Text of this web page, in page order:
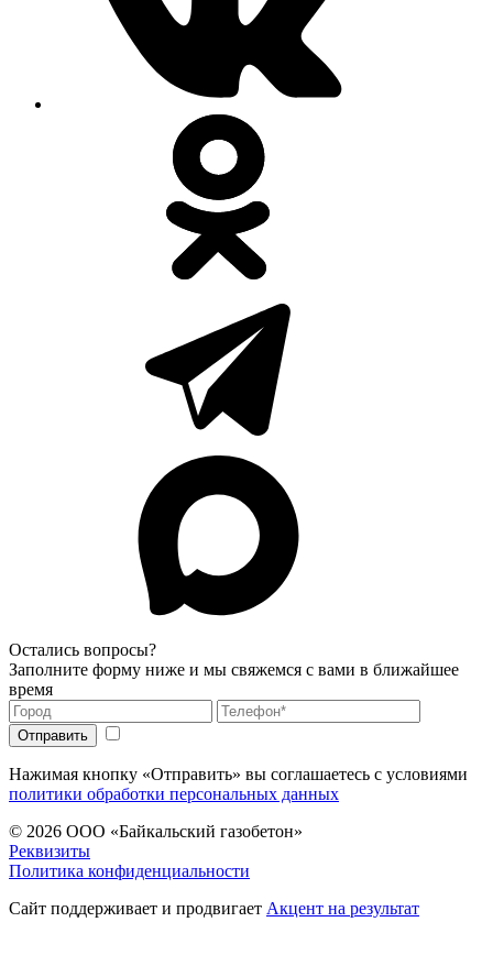
Остались вопросы?
Заполните форму ниже и мы свяжемся с вами в ближайшее
время
Нажимая кнопку «Отправить» вы соглашаетесь с условиями
политики обработки персональных данных
© 2026 ООО «Байкальский газобетон»
Реквизиты
Политика конфиденциальности
Сайт поддерживает и продвигает Акцент на результат